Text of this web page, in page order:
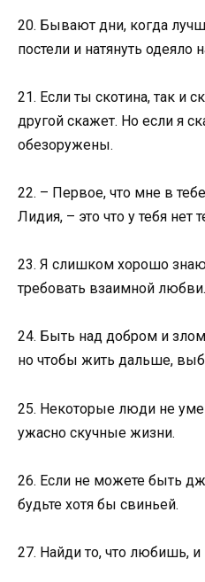
20. Бывают дни, когда
постели и натянуть одеяло
21. Если ты скотина, так и
другой скажет. Но если я
обезоружены.
22. – Первое, что мне в
Лидия, – это что у тебя нет
23. Я слишком хорошо знаю
требовать взаимной любви.
24. Быть над добром и
но чтобы жить дальше,
25. Некоторые люди не
ужасно скучные жизни.
26. Если не можете быть
будьте хотя бы свиньей.
27. Найди то, что любишь, и